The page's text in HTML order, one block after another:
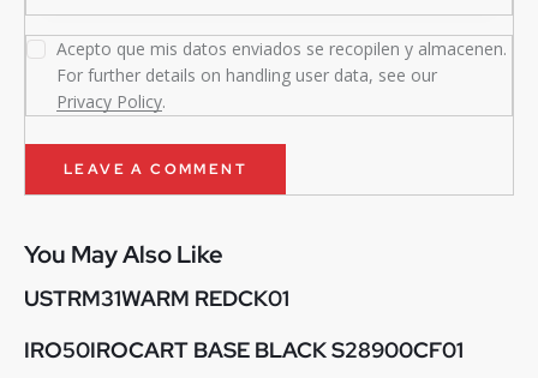
Acepto que mis datos enviados se recopilen y almacenen.
For further details on handling user data, see our
Privacy Policy.
You May Also Like
USTRM31WARM REDCK01
IRO50IROCART BASE BLACK S28900CF01